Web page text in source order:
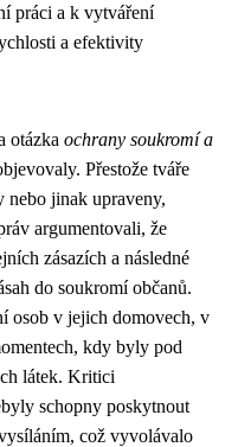
práci a k vytváření
a efektivity
otázka ochrany soukromí a
Přestože tváře
nebo jinak upraveny,
argumentovali, že
zásazích a následné
do soukromí občanů.
osob v jejich domovech, v
kdy byly pod
látek. Kritici
schopny poskytnout
což vyvolávalo